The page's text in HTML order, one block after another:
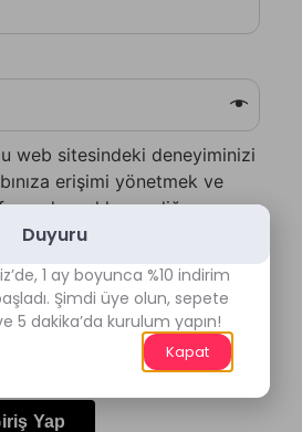
web sitesindeki deneyiminizi
erişimi yönetmek ve
açıklanan diğer
Yap
Duyuru
1 ay boyunca %10 indirim
Şimdi üye olun, sepete
5 dakika’da kurulum yapın!
Kapat